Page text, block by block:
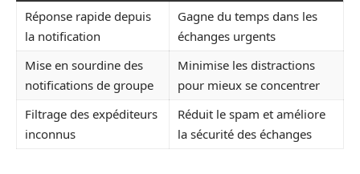
Réponse rapide depuis
la notification
Gagne du temps dans les
échanges urgents
Mise en sourdine des
notifications de groupe
Minimise les distractions
pour mieux se concentrer
Filtrage des expéditeurs
inconnus
Réduit le spam et améliore
la sécurité des échanges